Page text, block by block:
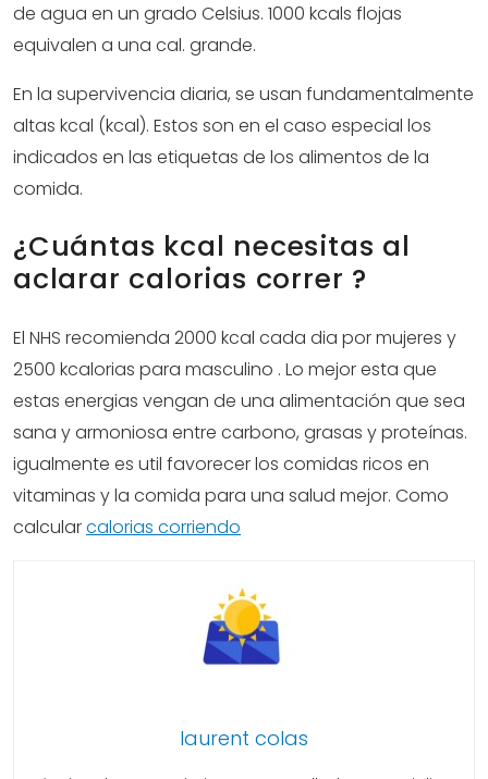
de agua en un grado Celsius. 1000 kcals flojas
equivalen a una cal. grande.
En la supervivencia diaria, se usan fundamentalmente
altas kcal (kcal). Estos son en el caso especial los
indicados en las etiquetas de los alimentos de la
comida.
¿Cuántas kcal necesitas al
aclarar calorias correr ?
El NHS recomienda 2000 kcal cada dia por mujeres y
2500 kcalorias para masculino . Lo mejor esta que
estas energias vengan de una alimentación que sea
sana y armoniosa entre carbono, grasas y proteínas.
igualmente es util favorecer los comidas ricos en
vitaminas y la comida para una salud mejor. Como
calcularcalorias corriendo
laurent colas